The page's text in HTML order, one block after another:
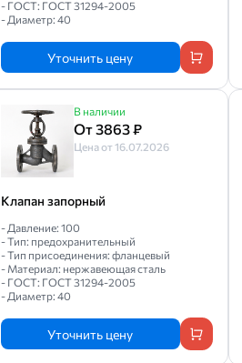
- ГОСТ: ГОСТ 31294-2005
- Диаметр: 40
Уточнить цену
В наличии
От 3863 ₽
Цена от 16.07.2026
Клапан запорный
- Давление: 100
- Тип: предохранительный
- Тип присоединения: фланцевый
- Материал: нержавеющая сталь
- ГОСТ: ГОСТ 31294-2005
- Диаметр: 40
Уточнить цену